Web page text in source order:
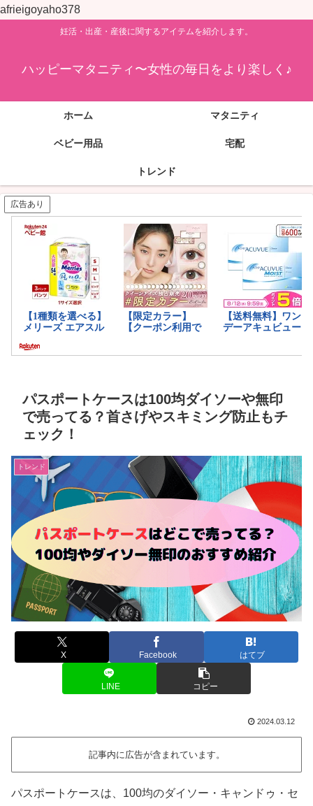
afrieigoyaho378
妊活・出産・産後に関するアイテムを紹介します。
ハッピーマタニティ〜女性の毎日をより楽しく♪
ホーム マタニティ
ベビー用品 宅配
トレンド
広告あり
パスポートケースは100均ダイソーや無印
で売ってる？首さげやスキミング防止もチ
ェック！
トレンド
X Facebook はてブ
LINE コピー
2024.03.12
記事内に広告が含まれています。
パスポートケースは、100均のダイソー・キャンドゥ・セ